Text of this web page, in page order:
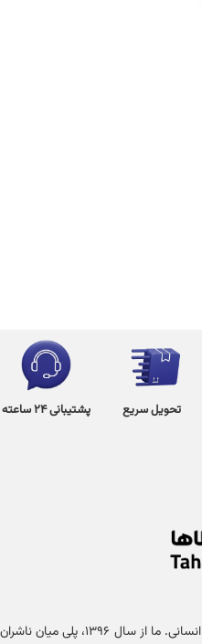
تحویل سریع پشتیبانی 24 ساعته
خانه کتاب طاها، مرجع تخصصی آثار علوم انسانی. ما از سال ۱۳۹۶، پلی میان ناشران